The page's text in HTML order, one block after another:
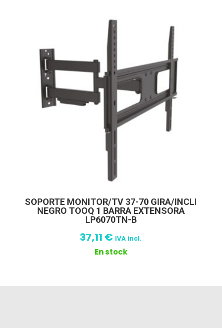
SOPORTE MONITOR/TV 37-70 GIRA/INCLI
NEGRO TOOQ 1 BARRA EXTENSORA
LP6070TN-B
37,11 € IVA incl.
En stock